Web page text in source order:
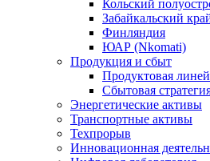
Кольский
Забайкальский
Финляндия
ЮАР (Nkomati)
Продукция и сбыт
Продуктовая
Сбытовая
Энергетические активы
Транспортные активы
Техпрорыв
Инновационная